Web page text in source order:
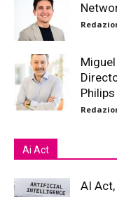
Philips
Ai Act
AI